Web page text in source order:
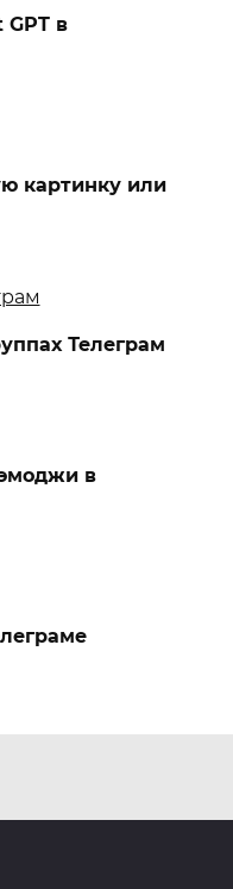
GPT в
картинку или
Телеграм
в